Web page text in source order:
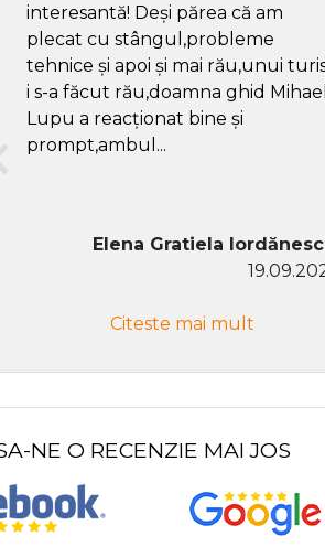
interesantă! Deși părea că am
plecat cu stângul,probleme
tehnice și apoi și mai rău,unui
i s-a făcut rău,doamna ghid
Lupu a reacționat bine și
prompt,ambul...
Elena Gratiela
Citeste mai mult
NE O RECENZIE MAI JOS